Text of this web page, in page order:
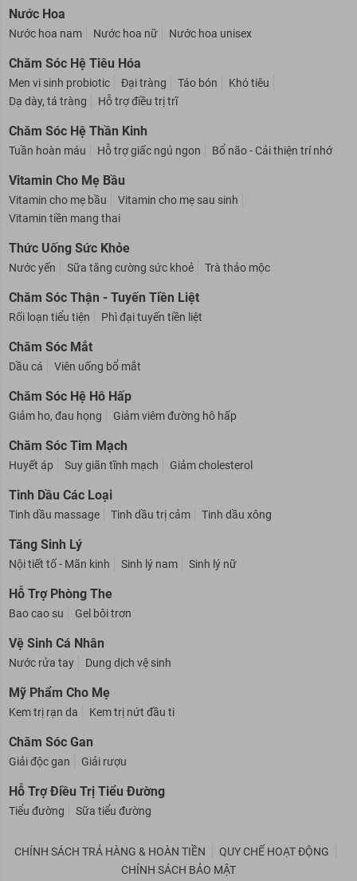
Nước Hoa
Nước hoa nam Nước hoa nữ Nước hoa unisex
Chăm Sóc Hệ Tiêu Hóa
Men vi sinh probiotic Đại tràng Táo bón
Khó tiêu
Dạ dày, tá tràng
Hỗ trợ điều trị trĩ
Chăm Sóc Hệ Thần Kinh
Tuần hoàn máu Hỗ trợ giấc ngủ ngon Bổ não - Cải thiện trí nhớ
Vitamin Cho Mẹ Bầu
Vitamin cho mẹ bầu
Vitamin cho mẹ sau sinh
Vitamin tiền mang thai
Thức Uống Sức Khỏe
Nước yến Sữa tăng cường sức khoẻ Trà thảo mộc
Chăm Sóc Thận - Tuyến Tiền Liệt
Rối loạn tiểu tiện Phì đại tuyến tiền liệt
Chăm Sóc Mắt
Dầu cá Viên uống bổ mắt
Chăm Sóc Hệ Hô Hấp
Giảm ho, đau họng Giảm viêm đường hô hấp
Chăm Sóc Tim Mạch
Huyết áp Suy giãn tĩnh mạch Giảm cholesterol
Tinh Dầu Các Loại
Tinh dầu massage Tinh dầu trị cảm Tinh dầu xông
Tăng Sinh Lý
Nội tiết tố - Mãn kinh Sinh lý nam Sinh lý nữ
Hỗ Trợ Phòng The
Bao cao su Gel bôi trơn
Vệ Sinh Cá Nhân
Nước rửa tay Dung dịch vệ sinh
Mỹ Phẩm Cho Mẹ
Kem trị rạn da Kem trị nứt đầu ti
Chăm Sóc Gan
Giải độc gan Giải rượu
Hỗ Trợ Điều Trị Tiểu Đường
Tiểu đường Sữa tiểu đường
CHÍNH SÁCH TRẢ HÀNG & HOÀN TIỀN
QUY CHẾ HOẠT ĐỘNG
CHÍNH SÁCH BẢO MẬT